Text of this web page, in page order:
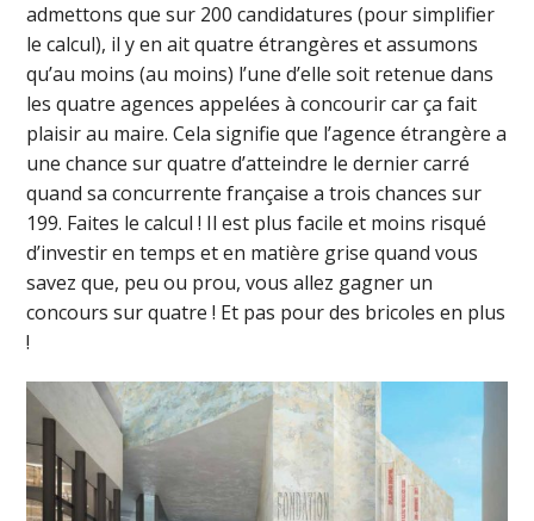
admettons que sur 200 candidatures (pour simplifier
le calcul), il y en ait quatre étrangères et assumons
qu’au moins (au moins) l’une d’elle soit retenue dans
les quatre agences appelées à concourir car ça fait
plaisir au maire. Cela signifie que l’agence étrangère a
une chance sur quatre d’atteindre le dernier carré
quand sa concurrente française a trois chances sur
199. Faites le calcul ! Il est plus facile et moins risqué
d’investir en temps et en matière grise quand vous
savez que, peu ou prou, vous allez gagner un
concours sur quatre ! Et pas pour des bricoles en plus
!